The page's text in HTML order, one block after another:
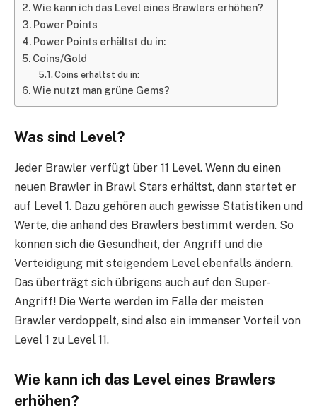
Wie kann ich das Level eines Brawlers erhöhen?
Power Points
Power Points erhältst du in:
Coins/Gold
Coins erhältst du in:
Wie nutzt man grüne Gems?
Was sind Level?
Jeder Brawler verfügt über 11 Level. Wenn du einen
neuen Brawler in Brawl Stars erhältst, dann startet er
auf Level 1. Dazu gehören auch gewisse Statistiken und
Werte, die anhand des Brawlers bestimmt werden. So
können sich die Gesundheit, der Angriff und die
Verteidigung mit steigendem Level ebenfalls ändern.
Das überträgt sich übrigens auch auf den Super-
Angriff! Die Werte werden im Falle der meisten
Brawler verdoppelt, sind also ein immenser Vorteil von
Level 1 zu Level 11.
Wie kann ich das Level eines Brawlers
erhöhen?